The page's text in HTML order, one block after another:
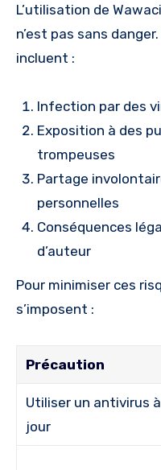
L’utilisation de
n’est pas sans danger.
incluent :
Infection par des
Exposition à des
trompeuses
Partage
personnelles
Conséquences
d’auteur
Pour minimiser ces
s’imposent :
Précaution
Utiliser un antivirus à
jour